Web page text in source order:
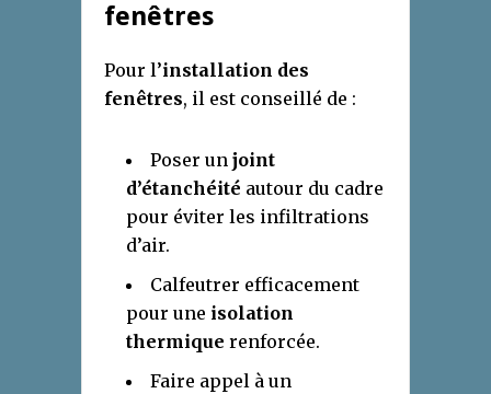
fenêtres
Pour l’installation des
fenêtres, il est conseillé de :
Poser un joint
d’étanchéité autour du cadre
pour éviter les infiltrations
d’air.
Calfeutrer efficacement
pour une isolation
thermique renforcée.
Faire appel à un